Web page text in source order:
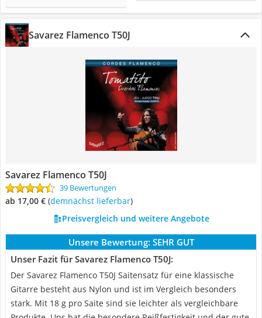
Savarez Flamenco T50J
Savarez Flamenco T50J
39 Bewertungen
ab 17,00 € ( Demnächst lieferbar)
Preisvergleich und weitere Angebote
Unsere Bewertung: SEHR GUT
Unser Fazit für Savarez Flamenco T50J:
Der Savarez Flamenco T50J Saitensatz für eine klassische
Gitarre besteht aus Nylon und ist im Vergleich besonders
stark. Mit 18 g pro Saite sind sie leichter als vergleichbare